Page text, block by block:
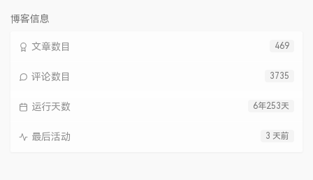
博客信息
469
文章数目
3735
评论数目
6年253天
运行天数
3 天前
最后活动